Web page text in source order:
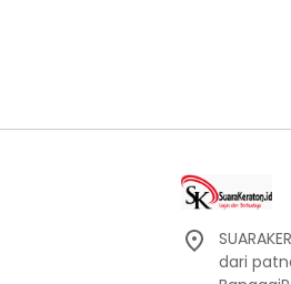
dari